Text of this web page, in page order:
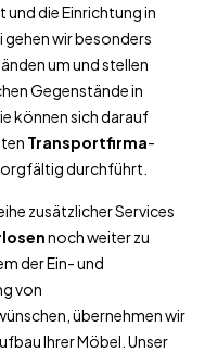
die Einrichtung in
gehen wir besonders
um und stellen
Gegenstände in
können sich darauf
Transportfirma-
durchführt.
zusätzlicher Services
noch weiter zu
der Ein- und
von
übernehmen wir
Ihrer Möbel. Unser